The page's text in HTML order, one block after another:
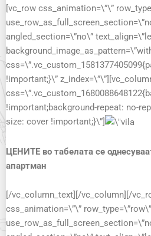
[vc_row css_animation=\”\”
angled_section=\”no\”
!important;}\”
!important;background-repeat: no-
size: cover !important;}\”]
ЦЕНИТЕ во табелата се
апартман
[/vc_column_text][/vc_column][/
css_animation=\”\” row_type=\”row\”